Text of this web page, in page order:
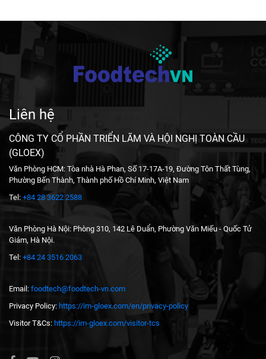
Liên hệ
CÔNG TY CỔ PHẦN TRIỂN LÃM VÀ HỘI NGHỊ TOÀN CẦU
(GLOEX)
Văn Phòng HCM: Tòa nhà Hà Phan, Số 17-17A-19, Đường Tôn Thất Tùng,
Phường Bến Thành, Thành phố Hồ Chí Minh, Việt Nam
Tel: +84 28 3622 2588
Văn Phòng Hà Nội: Phòng 310, 142 Lê Duẩn, Phường Văn Miếu - Quốc Tử
Giám, Hà Nội.
Tel: +84 24 3516 2063
Email: foodtech@foodtech-vn.com
Privacy Policy: https://im-gloex.com/en/privacy-policy
Visitor T&Cs: https://im-gloex.com/visitor-tcs